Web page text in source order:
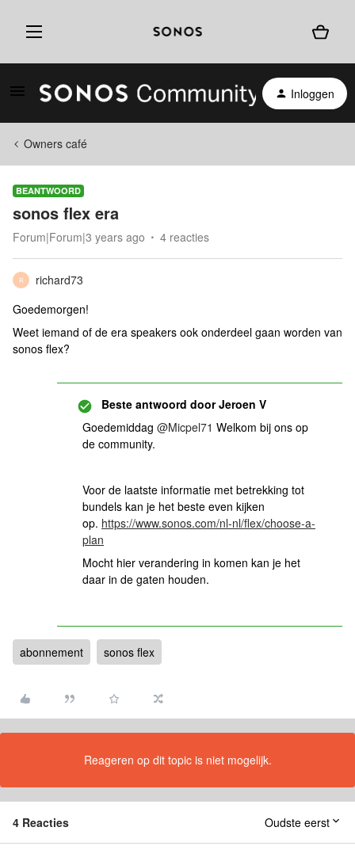
Inloggen
Owners café
BEANTWOORD
sonos flex era
Forum|Forum|3 years ago 4 reacties
R
richard73
Goedemorgen!
Weet iemand of de era speakers ook onderdeel gaan worden van
sonos flex?
Beste antwoord doorJeroen V
Goedemiddag @Micpel71 Welkom bij ons op
de community.
Voor de laatste informatie met betrekking tot
bundels kan je het beste even kijken
op. https://www.sonos.com/nl-nl/flex/choose-a-
plan
Mocht hier verandering in komen kan je het
daar in de gaten houden.
abonnement sonos flex
Reageren op dit topic is niet mogelijk.
4 Reacties Oudste eerst